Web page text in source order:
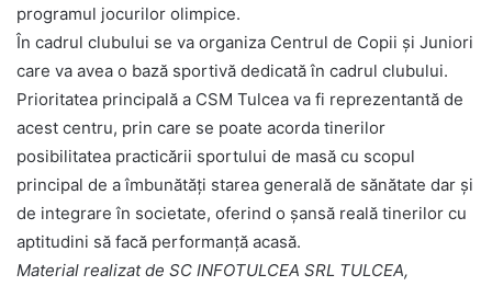
programul jocurilor olimpice.
În cadrul clubului se va organiza Centrul de Copii și Juniori
care va avea o bază sportivă dedicată în cadrul clubului.
Prioritatea principală a CSM Tulcea va fi reprezentantă de
acest centru, prin care se poate acorda tinerilor
posibilitatea practicării sportului de masă cu scopul
principal de a îmbunătăți starea generală de sănătate dar și
de integrare în societate, oferind o șansă reală tinerilor cu
aptitudini să facă performanță acasă.
Material realizat de SC INFOTULCEA SRL TULCEA,